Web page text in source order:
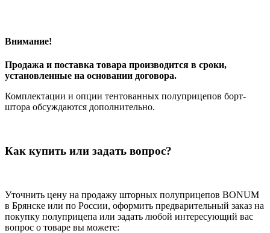
Внимание!
Продажа и поставка товара производится в сроки,
установленные на основании договора.
Комплектации и опции тентованных полуприцепов борт-
штора обсуждаются дополнительно.
Как купить или задать вопрос?
Уточнить цену на продажу шторных полуприцепов BONUM
в Брянске или по России, оформить предварительный заказ на
покупку полуприцепа или задать любой интересующий вас
вопрос о товаре вы можете: